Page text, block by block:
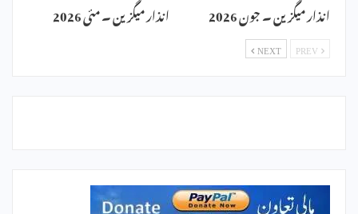
انذار میگزین ۔ جون 2026 انذار میگزین ۔ مئی 2026
NEXT